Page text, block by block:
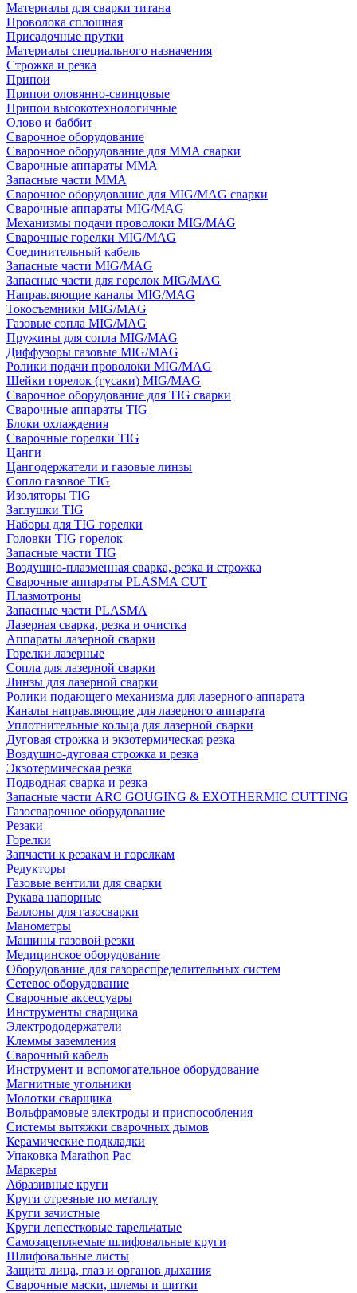
Материалы для сварки титана
Проволока сплошная
Присадочные прутки
Материалы специального назначения
Строжка и резка
Припои
Припои оловянно-свинцовые
Припои высокотехнологичные
Олово и баббит
Сварочное оборудование
Сварочное оборудование для MMA сварки
Сварочные аппараты MMA
Запасные части MMA
Сварочное оборудование для MIG/MAG сварки
Сварочные аппараты MIG/MAG
Механизмы подачи проволоки MIG/MAG
Сварочные горелки MIG/MAG
Соединительный кабель
Запасные части MIG/MAG
Запасные части для горелок MIG/MAG
Направляющие каналы MIG/MAG
Токосъемники MIG/MAG
Газовые сопла MIG/MAG
Пружины для сопла MIG/MAG
Диффузоры газовые MIG/MAG
Ролики подачи проволоки MIG/MAG
Шейки горелок (гусаки) MIG/MAG
Сварочное оборудование для TIG сварки
Сварочные аппараты TIG
Блоки охлаждения
Сварочные горелки TIG
Цанги
Цангодержатели и газовые линзы
Сопло газовое TIG
Изоляторы TIG
Заглушки TIG
Наборы для TIG горелки
Головки TIG горелок
Запасные части TIG
Воздушно-плазменная сварка, резка и строжка
Сварочные аппараты PLASMA CUT
Плазмотроны
Запасные части PLASMA
Лазерная сварка, резка и очистка
Аппараты лазерной сварки
Горелки лазерные
Сопла для лазерной сварки
Линзы для лазерной сварки
Ролики подающего механизма для лазерного аппарата
Каналы направляющие для лазерного аппарата
Уплотнительные кольца для лазерной сварки
Дуговая строжка и экзотермическая резка
Воздушно-дуговая строжка и резка
Экзотермическая резка
Подводная сварка и резка
Запасные части ARC GOUGING & EXOTHERMIC CUTTING
Газосварочное оборудование
Резаки
Горелки
Запчасти к резакам и горелкам
Редукторы
Газовые вентили для сварки
Рукава напорные
Баллоны для газосварки
Манометры
Машины газовой резки
Медицинское оборудование
Оборудование для газораспределительных систем
Сетевое оборудование
Сварочные аксессуары
Инструменты сварщика
Электрододержатели
Клеммы заземления
Сварочный кабель
Инструмент и вспомогательное оборудование
Магнитные угольники
Молотки сварщика
Вольфрамовые электроды и приспособления
Системы вытяжки сварочных дымов
Керамические подкладки
Упаковка Marathon Pac
Маркеры
Абразивные круги
Круги отрезные по металлу
Круги зачистные
Круги лепестковые тарельчатые
Самозацепляемые шлифовальные круги
Шлифовальные листы
Защита лица, глаз и органов дыхания
Сварочные маски, шлемы и щитки